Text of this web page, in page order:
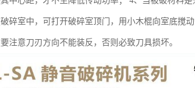
碎室中，可打开破碎室顶门，用小木棍向室底搅
注意刀刃方向不能装反，否则必致刀具损坏。